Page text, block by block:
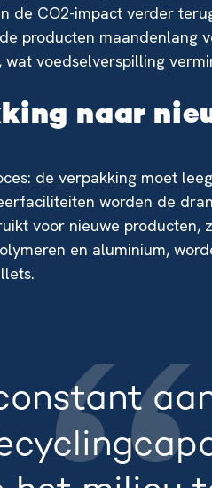
de CO2-impact verder
producten maandenlang
voedselverspilling
naar
de verpakking moet
worden de
voor nieuwe producten,
en aluminium,